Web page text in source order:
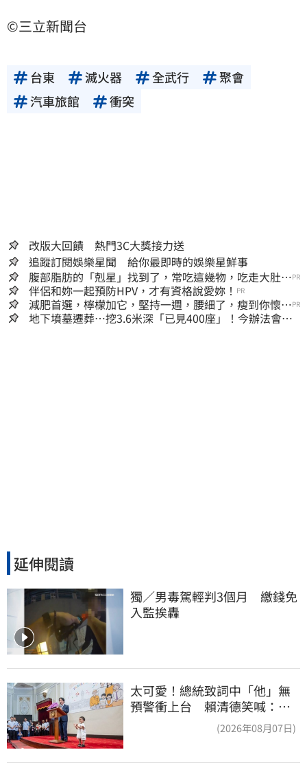
©三立新聞台
台東 滅火器 全武行
聚會
汽車旅館
衝突
改版大回饋 熱門3C大獎接力送
追蹤訂閱娛樂星聞 給你最即時的娛樂星鮮事
腹部脂肪的「剋星」找到了，常吃這幾物，吃走大肚
囊，瘦出小蠻腰
PR
伴侶和妳一起預防HPV，才有資格說愛妳！ PR
減肥首選，檸檬加它，堅持一週，腰細了，瘦到你懷疑
人生
PR
地下墳墓遷葬…挖3.6米深「已見400座」！今辦法會安
延伸閱讀
獨／男毒駕輕判3個月　繳錢免
入監挨轟
太可愛！總統致詞中「他」無
預警衝上台 賴清德笑喊：卸
(2026年08月07日)